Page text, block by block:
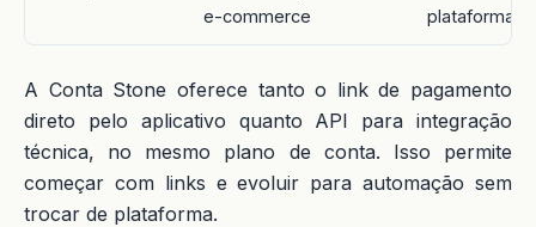
e-commerce
plataformas,
A Conta Stone oferece tanto o link de pagamento
direto pelo aplicativo quanto API para integração
técnica, no mesmo plano de conta. Isso permite
começar com links e evoluir para automação sem
trocar de plataforma.